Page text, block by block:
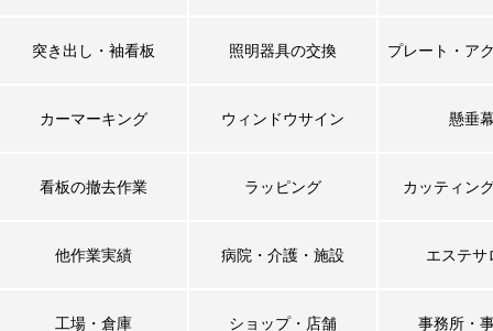
突き出し・袖看板 照明器具の交換 プレート・ア
カーマーキング ウィンドウサイン 懸垂
看板の撤去作業 ラッピング カッティン
他作業実績 病院・介護・施設 エステサ
工場・倉庫 ショップ・店舗 事務所・